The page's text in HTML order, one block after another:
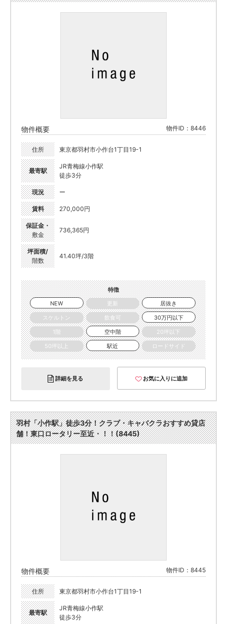
物件概要 物件ID：8446
住所 東京都羽村市小作台1丁目19-1
最寄駅
JR青梅線小作駅
徒歩3分
現況 ー
賃料 270,000円
保証金・
敷金
736,365円
坪面積/
階数
41.40坪/3階
特徴
NEW
更新
居抜き
スケルトン
飲食可
30万円以下
1階
空中階
20坪以下
50坪以上
駅近 ロードサイド
詳細を見る お気に入りに追加
羽村「小作駅」徒歩3分！クラブ・キャバクラおすすめ貸店
舗！東口ロータリー至近・！！(8445)
物件概要 物件ID：8445
住所 東京都羽村市小作台1丁目19-1
最寄駅
JR青梅線小作駅
徒歩3分